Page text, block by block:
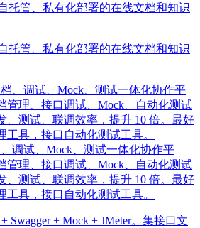
托管、私有化部署的在线文档和知识
托管、私有化部署的在线文档和知识
调试、Mock、测试一体化协作平
管理、接口调试、Mock、自动化测试
、测试、联调效率，提升 10 倍。最好
工具，接口自动化测试工具。
Swagger + Mock + JMeter。集接口文